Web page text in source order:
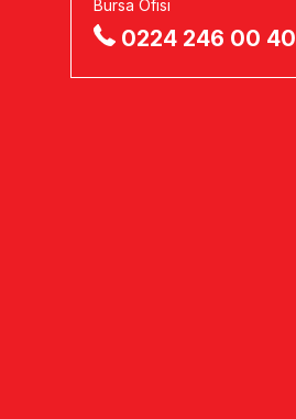
Bursa Ofisi
0224 246 00 40